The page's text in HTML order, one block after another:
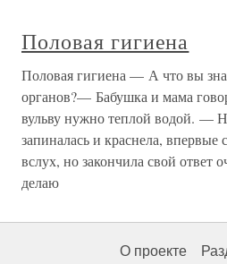
Половая гигиена
Половая гигиена — А что вы
органов?— Бабушка и мама
вульву нужно теплой водой. —
запиналась и краснела, впервые
вслух, но закончила свой ответ
делаю
О проекте